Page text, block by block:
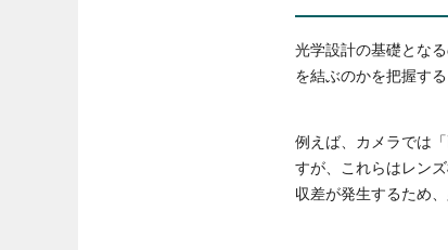
光学設計の基礎とな
を結ぶのかを把握す
例えば、カメラでは
すが、これらはレン
収差が発生するため